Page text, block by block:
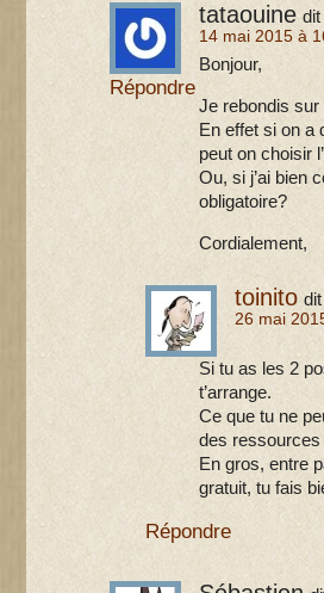
tataouine dit
14 mai 2015 à
Bonjour,
Je rebondis sur
En effet si on a
peut on choisir
Ou, si j’ai bien
obligatoire?
Cordialement,
Répondre
toinito
26 mai
Si tu as les 2
t’arrange.
Ce que tu ne
des ressources
En gros, entre
gratuit, tu fais
Répondre